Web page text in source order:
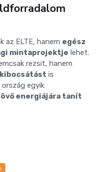
az ELTE, hanem egész
mintaprojektje lehet.
rezsit, hanem
is
egyik
energiájára tanít